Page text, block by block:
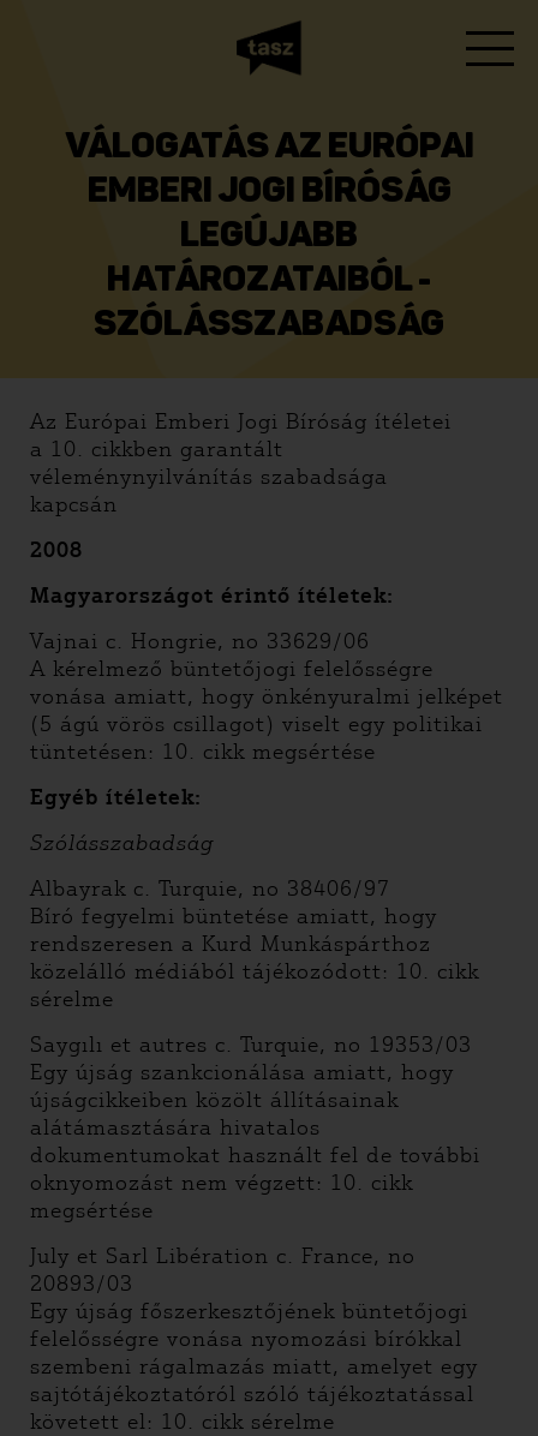
VÁLOGATÁS AZ EURÓPAI
EMBERI JOGI BÍRÓSÁG
LEGÚJABB
HATÁROZATAIBÓL -
SZÓLÁSSZABADSÁG
Az Európai Emberi Jogi Bíróság ítéletei
a 10. cikkben garantált
véleménynyilvánítás szabadsága
kapcsán
2008
Magyarországot érintő ítéletek:
Vajnai c. Hongrie, no 33629/06
A kérelmező büntetőjogi felelősségre
vonása amiatt, hogy önkényuralmi jelképet
(5 ágú vörös csillagot) viselt egy politikai
tüntetésen: 10. cikk megsértése
Egyéb ítéletek:
Szólásszabadság
Albayrak c. Turquie, no 38406/97
Bíró fegyelmi büntetése amiatt, hogy
rendszeresen a Kurd Munkáspárthoz
közelálló médiából tájékozódott: 10. cikk
sérelme
Saygılı et autres c. Turquie, no 19353/03
Egy újság szankcionálása amiatt, hogy
újságcikkeiben közölt állításainak
alátámasztására hivatalos
dokumentumokat használt fel de további
oknyomozást nem végzett: 10. cikk
megsértése
July et Sarl Libération c. France, no
20893/03
Egy újság főszerkesztőjének büntetőjogi
felelősségre vonása nyomozási bírókkal
szembeni rágalmazás miatt, amelyet egy
sajtótájékoztatóról szóló tájékoztatással
követett el: 10. cikk sérelme